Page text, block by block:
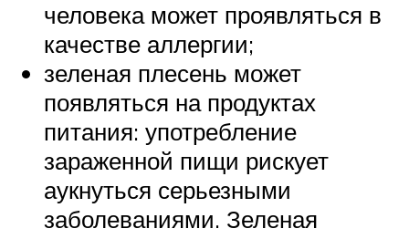
человека может проявляться в
качестве аллергии;
зеленая плесень может
появляться на продуктах
питания: употребление
зараженной пищи рискует
аукнуться серьезными
заболеваниями. Зеленая